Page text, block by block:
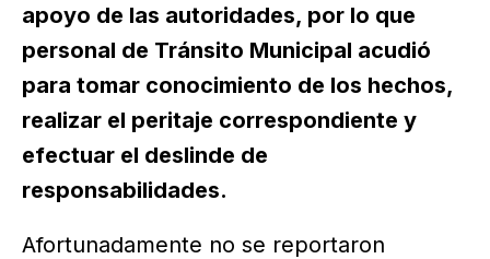
apoyo de las autoridades, por lo que
personal de Tránsito Municipal acudió
para tomar conocimiento de los hechos,
realizar el peritaje correspondiente y
efectuar el deslinde de
responsabilidades.
Afortunadamente no se reportaron